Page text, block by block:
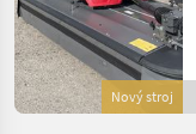
Nový stroj